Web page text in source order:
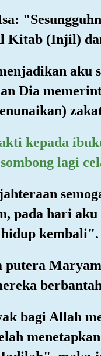
Kitab (Injil)
aku
Dia
kepada
lagi
pada hari
kembali".
putera
bagi Allah